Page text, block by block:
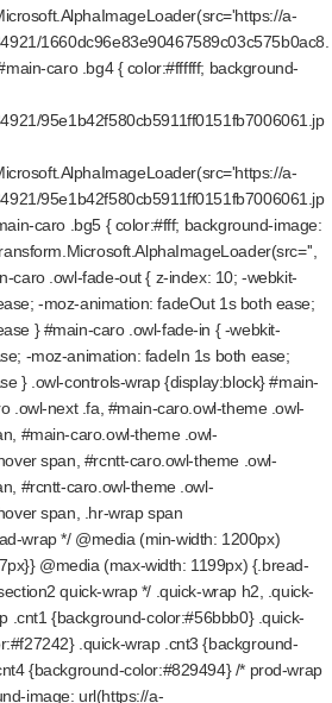
a-
1660dc96e83e90467589c03c575b0ac8.
caro .bg4 { color:#ffffff; background-
95e1b42f580cb5911ff0151fb7006061.jp
a-
95e1b42f580cb5911ff0151fb7006061.jp
caro .bg5 { color:#fff; background-image:
caro .owl-fade-out { z-index: 10; -webkit-
-moz-animation: fadeOut 1s both ease;
} #main-caro .owl-fade-in { -webkit-
-moz-animation: fadeIn 1s both ease;
} .owl-controls-wrap {display:block} #main-
.owl-next .fa, #main-caro.owl-theme .owl-
#main-caro.owl-theme .owl-
span, #rcntt-caro.owl-theme .owl-
#rcntt-caro.owl-theme .owl-
span, .hr-wrap span
wrap */ @media (min-width: 1200px)
@media (max-width: 1199px) {.bread-
quick-wrap */ .quick-wrap h2, .quick-
.cnt1 {background-color:#56bbb0} .quick-
.quick-wrap .cnt3 {background-
{background-color:#829494} /* prod-wrap
image: url(https://a-